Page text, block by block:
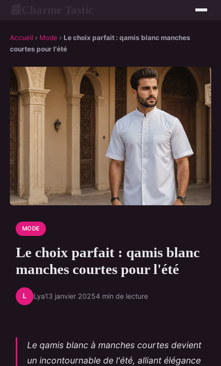
Accueil › Mode › Le choix parfait : qamis blanc manches
courtes pour l'été
MODE
Le choix parfait : qamis blanc
manches courtes pour l'été
L Lya13 janvier 20254 min de lecture
Le qamis blanc à manches courtes devient
un incontournable de l'été, alliant élégance